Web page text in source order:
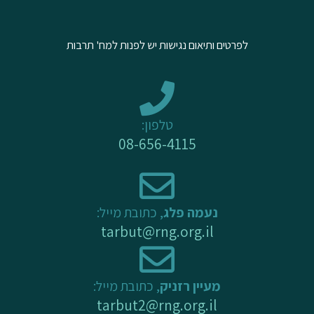
g
o
k
-
f
u
b
לפרטים ותיאום נגישות יש לפנות למח' תרבות
טלפון:
08-656-4115
נעמה פלג, כתובת מייל:
tarbut@rng.org.il
מעיין רזניק, כתובת מייל:
tarbut2@rng.org.il